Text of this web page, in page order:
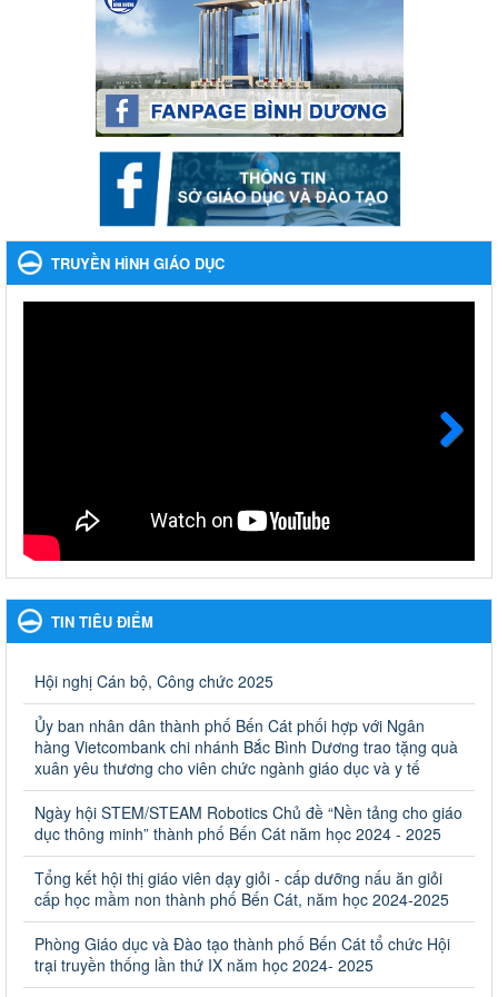
Ngày ban hành: 04/03/2024
Kế hoạch thực hiện Chỉ thị số 16/CT-TTg ngày 27/05/2023
của Thủ tướng Chính phủ về tăng cường phòng ngừa, đấu
tranh tội phạm, vi phạm pháp luật liên quan đến hoạt động
tổ chức đánh bạc và đánh bạc
Kế hoạch thực hiện Chỉ thị số 16/CT-TTg ngày 27/05/2023 của
Thủ tướng Chính phủ về tăng cường phòng ngừa, đấu tranh tội
phạm, vi phạm pháp luật liên quan đến hoạt động tổ chức đánh
bạc và đánh bạc
Ngày ban hành: 04/03/2024
Kế hoạch Tổ chức Hội trại truyền thống học sinh thị xã Bến
Phát động, triển khai Cuộc thi " An toàn giao thông cho nụ
cười ngày mai" dành cho học sinh và giáo viên trung học
Phát động, triển khai Cuộc thi " An toàn giao thông cho nụ cười
ngày mai" dành cho học sinh và giáo viên trung học năm học
Ngày ban hành: 22/11/2023
Nhắc nhỡ thực hiện thanh toán không dùng tiền mặt các
khoản thu trong nhà trường năm học 2023-2024 và các năm
tiếp theo
Nhắc nhỡ thực hiện thanh toán không dùng tiền mặt các khoản
thu trong nhà trường năm học 2023-2024 và các năm tiếp theo
Ngày ban hành: 27/09/2023
Hưởng ứng cuộc thi Tìm hiểu Luật Phòng, chống ma túy
Hưởng ứng cuộc thi Tìm hiểu Luật Phòng, chống ma túy
Ngày ban hành: 06/09/2023
TRUYỀN HÌNH GIÁO DỤC
TIN TIÊU ĐIỂM
Hội nghị Cán bộ, Công chức 2025
Ủy ban nhân dân thành phố Bến Cát phối hợp với Ngân
hàng Vietcombank chi nhánh Bắc Bình Dương trao tặng quà
xuân yêu thương cho viên chức ngành giáo dục và y tế
Ngày hội STEM/STEAM Robotics Chủ đề “Nền tảng cho giáo
dục thông minh” thành phố Bến Cát năm học 2024 - 2025
Tổng kết hội thị giáo viên dạy giỏi - cấp dưỡng nấu ăn giỏi
cấp học mầm non thành phố Bến Cát, năm học 2024-2025
Phòng Giáo dục và Đào tạo thành phố Bến Cát tổ chức Hội
trại truyền thống lần thứ IX năm học 2024- 2025